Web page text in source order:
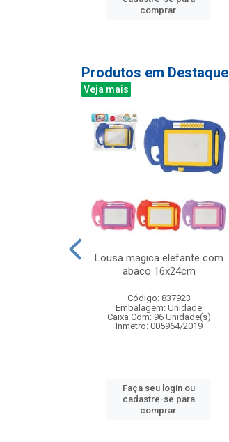
comprar.
Produtos em Destaque
Veja mais
Lousa magica elefante com
abaco 16x24cm
Código: 837923
Embalagem: Unidade
Caixa Com: 96 Unidade(s)
Inmetro: 005964/2019
Faça seu login ou
cadastre-se para
comprar.